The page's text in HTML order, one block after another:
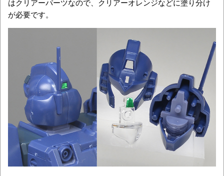
はクリアーパーツなので、クリアーオレンジなどに塗り分け
が必要です。